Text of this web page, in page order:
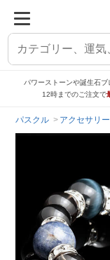
パワーストーンや誕生石
12時までのご注文で
パスクル アクセサリー